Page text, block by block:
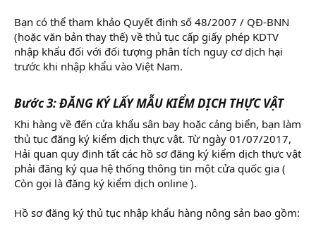
Bạn có thể tham khảo Quyết định số 48/2007 / QĐ-BNN
(hoặc văn bản thay thế) về thủ tục cấp giấy phép KDTV
nhập khẩu đối với đối tượng phân tích nguy cơ dịch hại
trước khi nhập khẩu vào Việt Nam.
Bước 3: ĐĂNG KÝ LẤY MẪU KIỂM DỊCH THỰC VẬT
Khi hàng về đến cửa khẩu sân bay hoặc cảng biển, bạn làm
thủ tục đăng ký kiểm dịch thực vật. Từ ngày 01/07/2017,
Hải quan quy định tất các hồ sơ đăng ký kiểm dịch thực vật
phải đăng ký qua hệ thống thông tin một cửa quốc gia (
Còn gọi là đăng ký kiểm dịch online ).
Hồ sơ đăng ký thủ tục nhập khẩu hàng nông sản bao gồm: